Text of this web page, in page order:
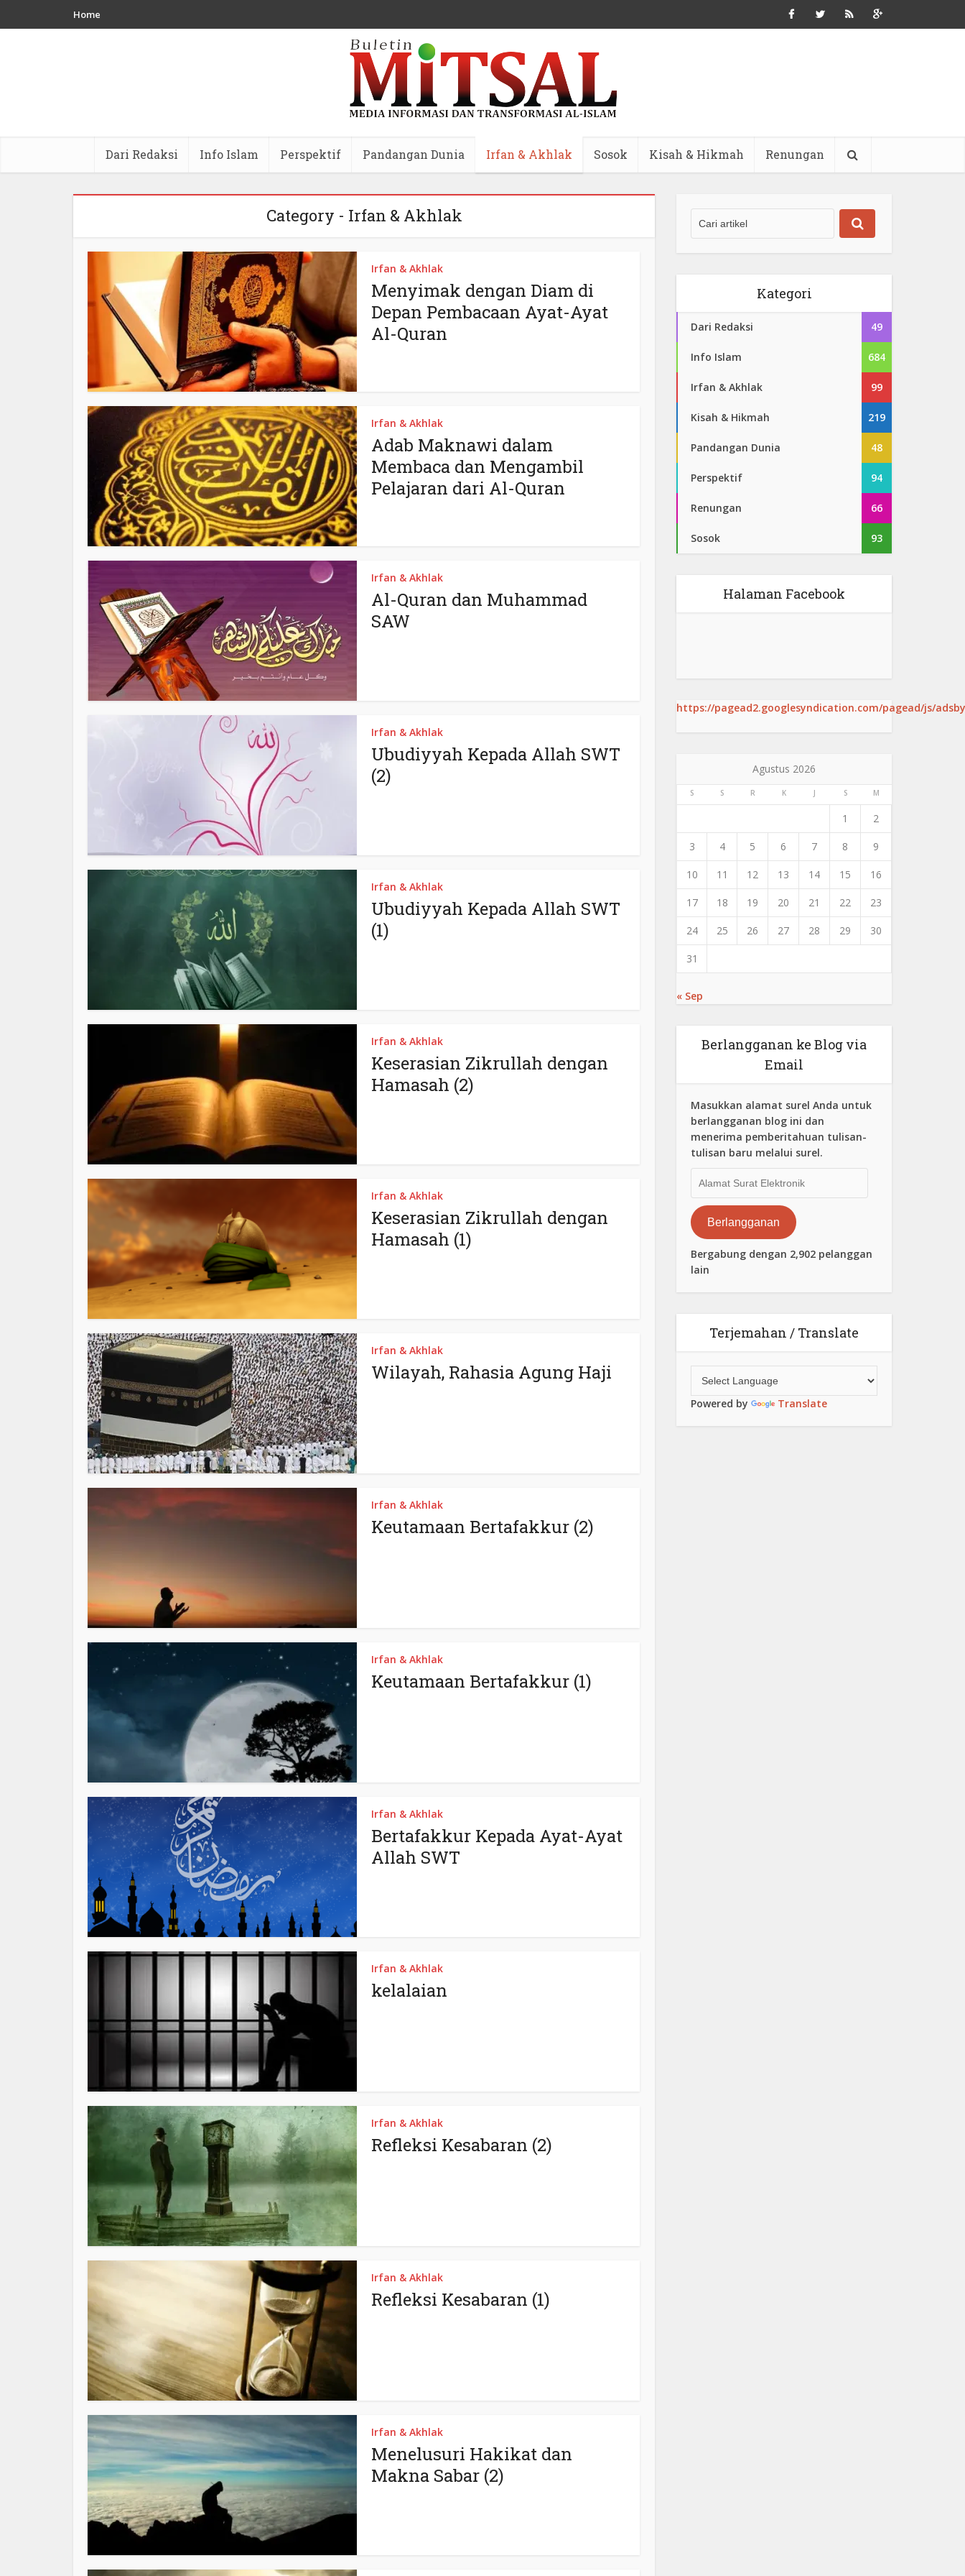
Home
Dari Redaksi Info Islam Perspektif Pandangan Dunia Irfan & Akhlak Sosok Kisah & Hikmah Renungan
Category - Irfan & Akhlak
Irfan & Akhlak
Menyimak dengan Diam di
Depan Pembacaan Ayat-Ayat
Al-Quran
Irfan & Akhlak
Adab Maknawi dalam
Membaca dan Mengambil
Pelajaran dari Al-Quran
Irfan & Akhlak
Al-Quran dan Muhammad
SAW
Irfan & Akhlak
Ubudiyyah Kepada Allah SWT
(2)
Irfan & Akhlak
Ubudiyyah Kepada Allah SWT
(1)
Irfan & Akhlak
Keserasian Zikrullah dengan
Hamasah (2)
Irfan & Akhlak
Keserasian Zikrullah dengan
Hamasah (1)
Irfan & Akhlak
Wilayah, Rahasia Agung Haji
Irfan & Akhlak
Keutamaan Bertafakkur (2)
Irfan & Akhlak
Keutamaan Bertafakkur (1)
Irfan & Akhlak
Bertafakkur Kepada Ayat-Ayat
Allah SWT
Irfan & Akhlak
kelalaian
Irfan & Akhlak
Refleksi Kesabaran (2)
Irfan & Akhlak
Refleksi Kesabaran (1)
Irfan & Akhlak
Menelusuri Hakikat dan
Makna Sabar (2)
Kategori
Dari Redaksi 49
Info Islam 684
Irfan & Akhlak 99
Kisah & Hikmah 219
Pandangan Dunia 48
Perspektif 94
Renungan 66
Sosok 93
Halaman Facebook
https://pagead2.googlesyndication.com/pagead/js/
Agustus 2026
S S R K J S M
1 2
3 4 5 6 7 8 9
10 11 12 13 14 15 16
17 18 19 20 21 22 23
24 25 26 27 28 29 30
31
« Sep
Berlangganan ke Blog via
Email
Masukkan alamat surel Anda untuk
berlangganan blog ini dan
menerima pemberitahuan tulisan-
tulisan baru melalui surel.
Surat
Elektronik
Berlangganan
Bergabung dengan 2,902 pelanggan
lain
Terjemahan / Translate
Powered by Translate